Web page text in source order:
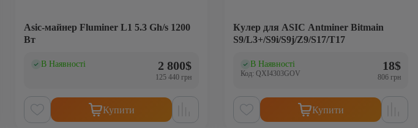
Asic-майнер Fluminer L1 5.3 Gh/s 1200
Вт
В Наявності
(0) 2 800$
125 440 грн
Купити
Кулер для ASIC Antminer Bitmain
S9/L3+/S9i/S9j/Z9/S17/T17
В Наявності
(0)
Код: QXI4303GOV
18$
806 грн
Купити